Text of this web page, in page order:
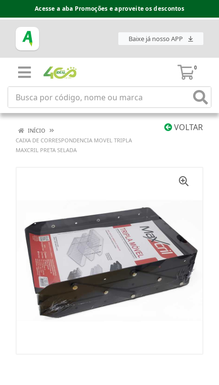
Acesse a aba Promoções e aproveite os descontos
Baixe já nosso APP
0
VOLTAR
INÍCIO
CAIXA DE CORRESPONDENCIA MOVEL TRIPLA
MAXCRIL PRETA SELADA